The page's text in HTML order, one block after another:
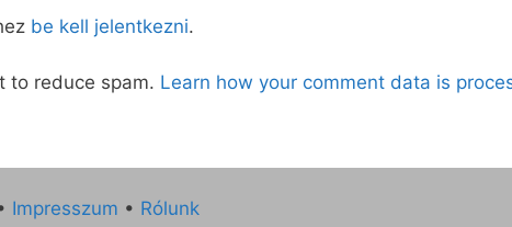
be kell jelentkezni.
to reduce spam. Learn how your comment data is
Impresszum • Rólunk